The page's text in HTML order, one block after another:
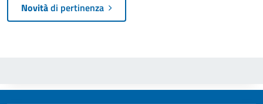
Novitàdi pertinenza